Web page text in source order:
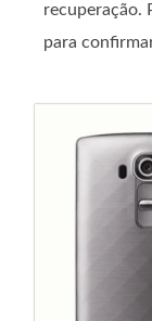
recuperação.
para